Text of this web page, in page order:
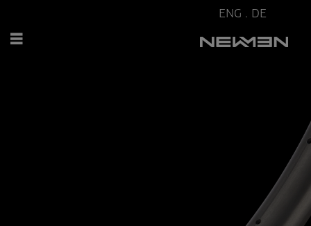
ENG . DE